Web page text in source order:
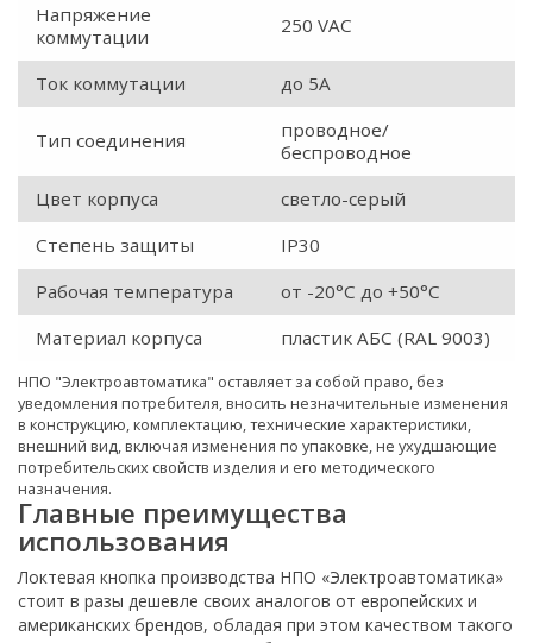
Напряжение
коммутации
250 VAC
Ток коммутации до 5А
Тип соединения
проводное/
беспроводное
Цвет корпуса
светло-серый
Степень защиты
IP30
Рабочая температура
от -20°С до +50°С
Материал корпуса
пластик АБС (RAL 9003)
НПО "Электроавтоматика" оставляет за собой право, без
уведомления потребителя, вносить незначительные изменения
в конструкцию, комплектацию, технические характеристики,
внешний вид, включая изменения по упаковке, не ухудшающие
потребительских свойств изделия и его методического
назначения.
Главные преимущества
использования
Локтевая кнопка производства НПО «Электроавтоматика»
стоит в разы дешевле своих аналогов от европейских и
американских брендов, обладая при этом качеством такого